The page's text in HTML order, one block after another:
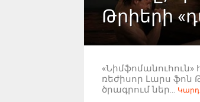
Թրիերի
ռեժիսոր Լարս ֆոն
ծրագրում ներ...